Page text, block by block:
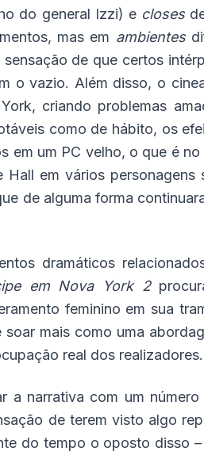
do general Izzi) e closes
mas em ambientes
de que certos
o vazio. Além disso, o
criando problemas
como de hábito, os
em um PC velho, o que é
em vários personagens
de alguma forma
dramáticos
em Nova York 2
feminino em sua
mais como uma
real dos realizadores.
a narrativa com um
de terem visto algo
do tempo o oposto disso